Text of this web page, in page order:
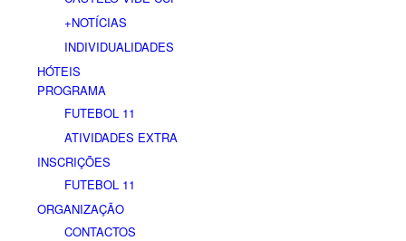
+NOTÍCIAS
INDIVIDUALIDADES
HÓTEIS
PROGRAMA
FUTEBOL 11
ATIVIDADES EXTRA
INSCRIÇÕES
FUTEBOL 11
ORGANIZAÇÃO
CONTACTOS